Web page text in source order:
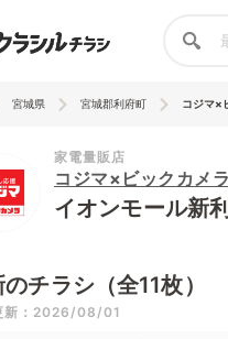
宮城県 宮城郡利府町 コジマ×
家電量販店
コジマ×ビックカメラ
イオンモール新
チラシ（全11枚）
新：2026/08/01